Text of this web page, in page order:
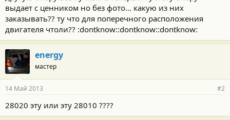
выдает с ценником но без фото... какую из них
заказывать?? ту что для поперечного расположения
двигателя чтоли?? :dontknow::dontknow::dontknow:
energy
мастер
14 Май 2013 #2
28020 эту или эту 28010 ????